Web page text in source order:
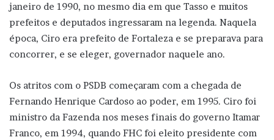
janeiro de 1990, no mesmo dia em que Tasso e muitos
prefeitos e deputados ingressaram na legenda. Naquela
época, Ciro era prefeito de Fortaleza e se preparava para
concorrer, e se eleger, governador naquele ano.
Os atritos com o PSDB começaram com a chegada de
Fernando Henrique Cardoso ao poder, em 1995. Ciro foi
ministro da Fazenda nos meses finais do governo Itamar
Franco, em 1994, quando FHC foi eleito presidente com